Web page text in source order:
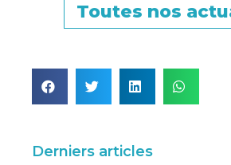
Toutes nos
Derniers articles